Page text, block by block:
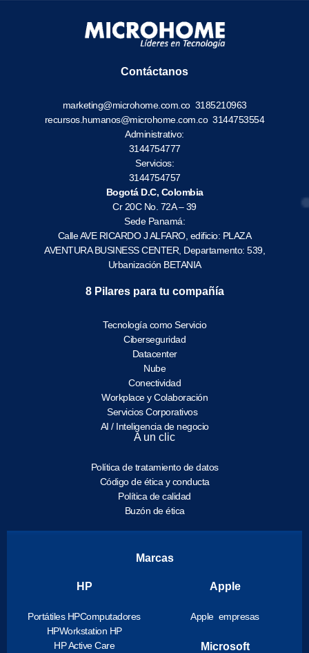
Contáctanos
marketing@microhome.com.co 3185210963
recursos.humanos@microhome.com.co3144753554
Administrativo:
3144754777
Servicios:
3144754757
Bogotá D.C, Colombia
Cr 20C No. 72A – 39
Sede Panamá:
Calle AVE RICARDO J ALFARO, edificio: PLAZA
AVENTURA BUSINESS CENTER, Departamento: 539,
Urbanización BETANIA
8 Pilares para tu compañía
Tecnología como Servicio
Ciberseguridad
Datacenter
Nube
Conectividad
Workplace y Colaboración
Servicios Corporativos
AI / Inteligencia de negocio
A un clic
Política de tratamiento de datos
Código de ética y conducta
Política de calidad
Buzón de ética
Marcas
HP
Portátiles HPComputadores
HPWorkstation HP
HP Active Care
Apple
Apple empresas
Microsoft